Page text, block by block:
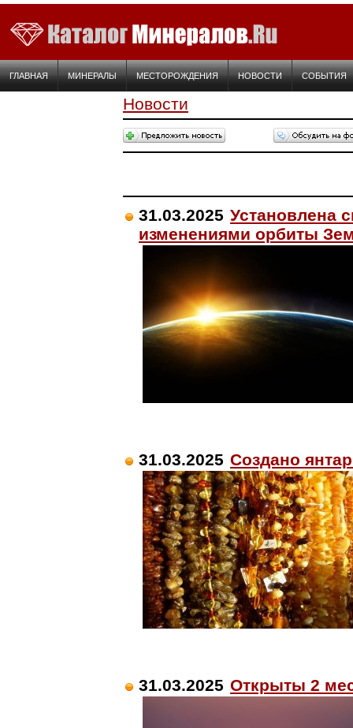
ГЛАВНАЯ МИНЕРАЛЫ МЕСТОРОЖДЕНИЯ НОВОСТИ СОБЫТИЯ
Новости
31.03.2025 Установлена
изменениями орбиты
31.03.2025 Создано
31.03.2025 Открыты 2